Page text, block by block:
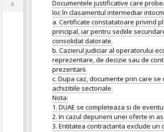
Documentele justificative care
loc în clasamentul intermediar
a. Certificate constatatoare privind
principal, iar pentru sediile
consolidat datorate.
b. Cazierul judiciar al operatorului
reprezentare, de decizie sau de
prezentarii.
c. Dupa caz, documente prin care
achizitiile sectoriale.
Nota:
1. DUAE se completeaza si de
2. In cazul depunerii unei oferte in
3. Entitatea contractanta exclude